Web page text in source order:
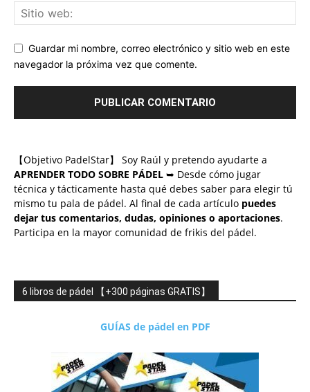
Guardar mi nombre, correo electrónico y sitio web en este
navegador la próxima vez que comente.
【Objetivo PadelStar】 Soy Raúl y pretendo ayudarte a
APRENDER TODO SOBRE PÁDEL ➥ Desde cómo jugar
técnica y tácticamente hasta qué debes saber para elegir tú
mismo tu pala de pádel. Al final de cada artículo puedes
dejar tus comentarios, dudas, opiniones o aportaciones.
Participa en la mayor comunidad de frikis del pádel.
6 libros de pádel 【+300 páginas GRATIS】
GUÍAS de pádel en PDF